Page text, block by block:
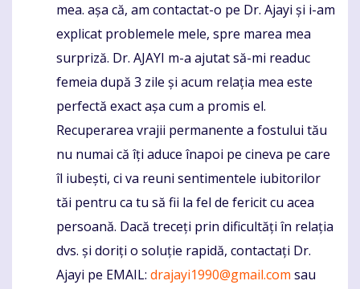
mea. așa că, am contactat-o pe Dr. Ajayi și i-am
explicat problemele mele, spre marea mea
surpriză. Dr. AJAYI m-a ajutat să-mi readuc
femeia după 3 zile și acum relația mea este
perfectă exact așa cum a promis el.
Recuperarea vrajii permanente a fostului tău
nu numai că îți aduce înapoi pe cineva pe care
îl iubești, ci va reuni sentimentele iubitorilor
tăi pentru ca tu să fii la fel de fericit cu acea
persoană. Dacă treceți prin dificultăți în relația
dvs. și doriți o soluție rapidă, contactați Dr.
Ajayi pe EMAIL: drajayi1990@gmail.com sau